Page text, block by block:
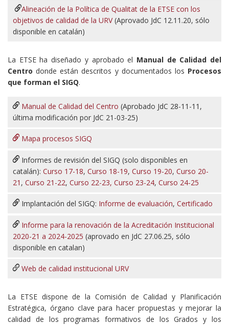
Alineación de la Política de Qualitat de la ETSE con los
objetivos de calidad de la URV(Aprovado JdC 12.11.20, sólo
disponible en catalán)
La ETSE ha diseñado y aprobado el Manual de Calidad del
Centro donde están descritos y documentados los Procesos
que forman el SIGQ.
Manual de Calidad del Centro (Aprobado JdC 28-11-11,
última modificación por JdC 21-03-25)
Mapa procesos SIGQ
Informes de revisión del SIGQ (solo disponibles en
catalán): Curso 17-18, Curso 18-19, Curso 19-20, Curso 20-
21 , Curso 21-22, Curso 22-23, Curso 23-24, Curso 24-25
Implantación del SIGQ: Informe de evaluación, Certificado
Informe para la renovación de la Acreditación Institucional
2020-21 a 2024-2025 (aprovado en JdC 27.06.25, sólo
disponible en catalan)
Web de calidad institucional URV
La ETSE dispone de la Comisión de Calidad y Planificación
Estratégica, órgano clave para hacer propuestas y mejorar la
calidad de los programas formativos de los Grados y los